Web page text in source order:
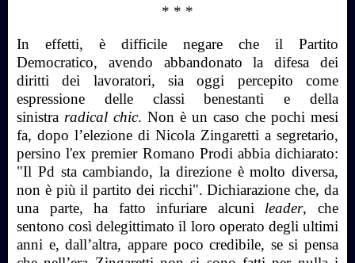
* * *
In effetti, è difficile negare che il Partito
Democratico, avendo abbandonato la difesa dei
diritti dei lavoratori, sia oggi percepito come
espressione delle classi benestanti e della
sinistra radical chic. Non è un caso che pochi mesi
fa, dopo l’elezione di Nicola Zingaretti a segretario,
persino l'ex premier Romano Prodi abbia dichiarato:
"Il Pd sta cambiando, la direzione è molto diversa,
non è più il partito dei ricchi". Dichiarazione che, da
una parte, ha fatto infuriare alcuni leader, che
sentono così delegittimato il loro operato degli ultimi
anni e, dall’altra, appare poco credibile, se si pensa